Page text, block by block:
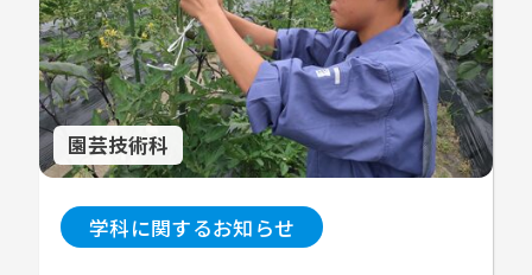
園芸技術科
学科に関するお知らせ